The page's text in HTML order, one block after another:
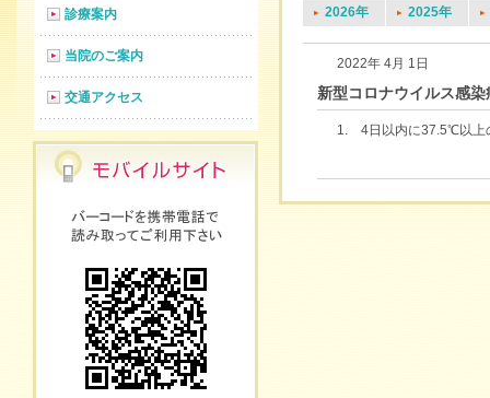
2026年 2025年
2022年 4月 1日
新型コロナウイルス感
1. 4日以内に37.5℃以上
診療案内
当院のご案内
交通アクセス